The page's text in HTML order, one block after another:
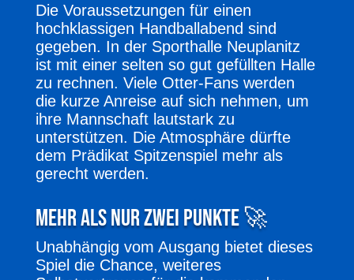
Die Voraussetzungen für einen
hochklassigen Handballabend sind
gegeben. In der Sporthalle Neuplanitz
ist mit einer selten so gut gefüllten Halle
zu rechnen. Viele Otter-Fans werden
die kurze Anreise auf sich nehmen, um
ihre Mannschaft lautstark zu
unterstützen. Die Atmosphäre dürfte
dem Prädikat Spitzenspiel mehr als
gerecht werden.
Mehr als nur zwei Punkte 🚀
Unabhängig vom Ausgang bietet dieses
Spiel die Chance, weiteres